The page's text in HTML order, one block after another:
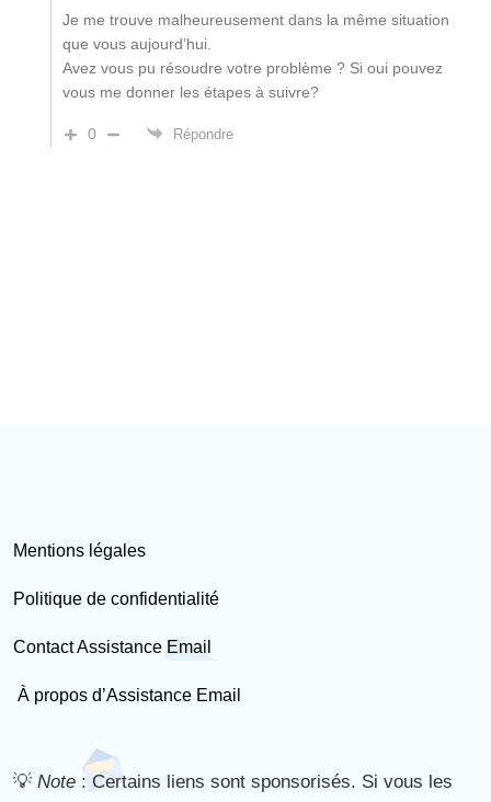
Je me trouve malheureusement dans la même situation
que vous aujourd’hui.
Avez vous pu résoudre votre problème ? Si oui pouvez
vous me donner les étapes à suivre?
0 Répondre
Mentions légales
Politique de confidentialité
Contact Assistance Email
À propos d’Assistance Email
💡 Note : Certains liens sont sponsorisés. Si vous les